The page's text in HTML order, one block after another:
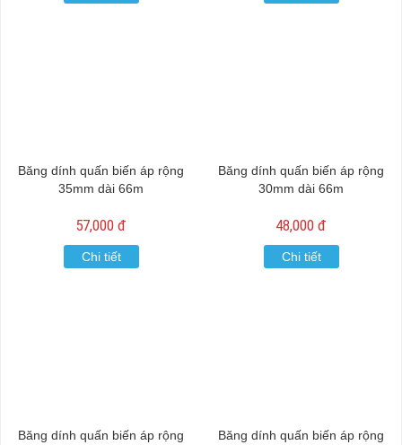
Băng dính quấn biến áp rộng
35mm dài 66m
57,000 đ
Chi tiết
Băng dính quấn biến áp rộng
30mm dài 66m
48,000 đ
Chi tiết
Băng dính quấn biến áp rộng
Băng dính quấn biến áp rộng